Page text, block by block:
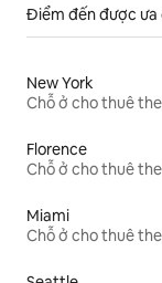
Điểm đến được ưa
New York
Chỗ ở cho thuê
Florence
Chỗ ở cho thuê
Miami
Chỗ ở cho thuê